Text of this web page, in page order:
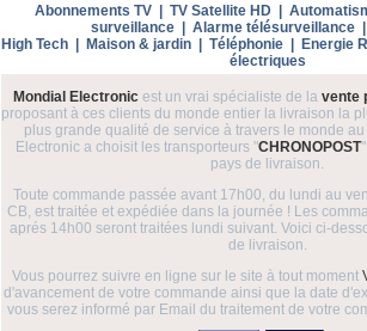
Abonnements TV| TV Satellite HD|
surveillance| Alarme télésurveillance|
High Tech| Maison & jardin| Téléphonie| Energie
électriques
Mondial Electronicest un vrai spécialiste de la vente
proposant à ces clients du monde entier la livraison la
plus grande qualité de service à travers le monde
Electronic a choisit les transporteurs "CHRONOPOST
pays de livraison.
Toute commande passée avant 17h00, du lundi au
CB, est traitée et expédiée dans la journée ! Les
aprés 14h00 seront traitées lundi suivant. Voici ci-
de livraison.
Vous pourrez suivre en ligne sur le site à tout moment
d'avancement de votre commande ainsi que la date
vous serez informé par Email du traitement de votre